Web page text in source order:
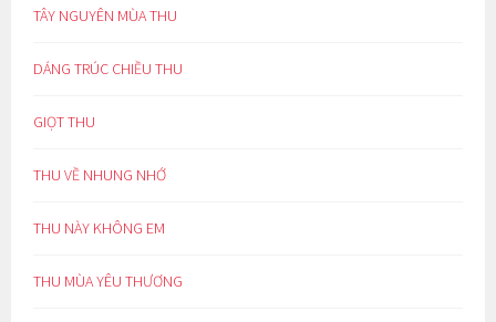
TÂY NGUYÊN MÙA THU
DÁNG TRÚC CHIỀU THU
GIỌT THU
THU VỀ NHUNG NHỚ
THU NÀY KHÔNG EM
THU MÙA YÊU THƯƠNG